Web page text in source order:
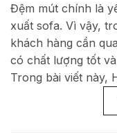
Đệm mút chính là
xuất sofa. Vì vậy,
khách hàng cần
có chất lượng tốt
Trong bài viết này,